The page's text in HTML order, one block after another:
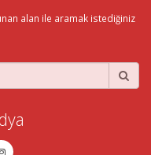
alan ile aramak istediğiniz